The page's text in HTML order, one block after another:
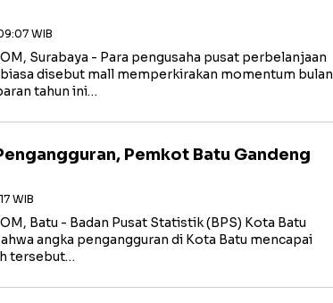
WIB
Surabaya - Para pengusaha pusat perbelanjaan
disebut mall memperkirakan momentum bulan
tahun ini…
Pemkot Batu Gandeng
WIB
Batu - Badan Pusat Statistik (BPS) Kota Batu
angka pengangguran di Kota Batu mencapai
tersebut…